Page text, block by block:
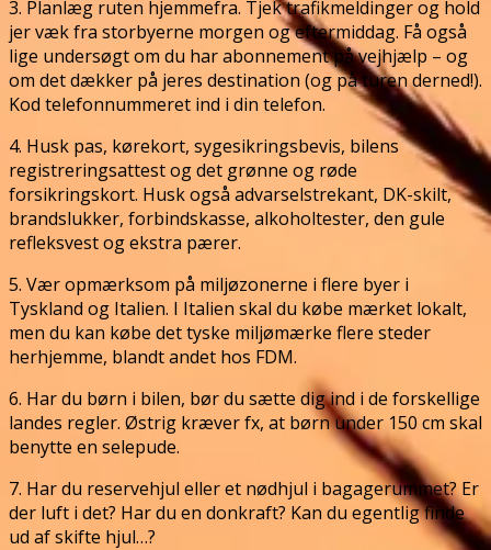
3. Planlæg ruten hjemmefra. Tjek trafikmeldinger og hold
jer væk fra storbyerne morgen og eftermiddag. Få også
lige undersøgt om du har abonnement på vejhjælp – og
om det dækker på jeres destination (og på turen derned!).
Kod telefonnummeret ind i din telefon.
4. Husk pas, kørekort, sygesikringsbevis, bilens
registreringsattest og det grønne og røde
forsikringskort. Husk også advarselstrekant, DK-skilt,
brandslukker, forbindskasse, alkoholtester, den gule
refleksvest og ekstra pærer.
5. Vær opmærksom på miljøzonerne i flere byer i
Tyskland og Italien. I Italien skal du købe mærket lokalt,
men du kan købe det tyske miljømærke flere steder
herhjemme, blandt andet hos FDM.
6. Har du børn i bilen, bør du sætte dig ind i de forskellige
landes regler. Østrig kræver fx, at børn under 150 cm skal
benytte en selepude.
7. Har du reservehjul eller et nødhjul i bagagerummet? Er
der luft i det? Har du en donkraft? Kan du egentlig finde
ud af skifte hjul…?